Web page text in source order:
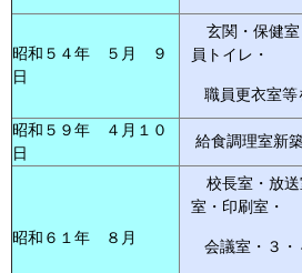
昭和５４年 ５月 ９
日
玄関・保健室
員トイレ・
職員更衣室等
昭和５９年 ４月１０
日
給食調理室新
昭和６１年 ８月
校長室・放送
室・印刷室・
会議室・３・